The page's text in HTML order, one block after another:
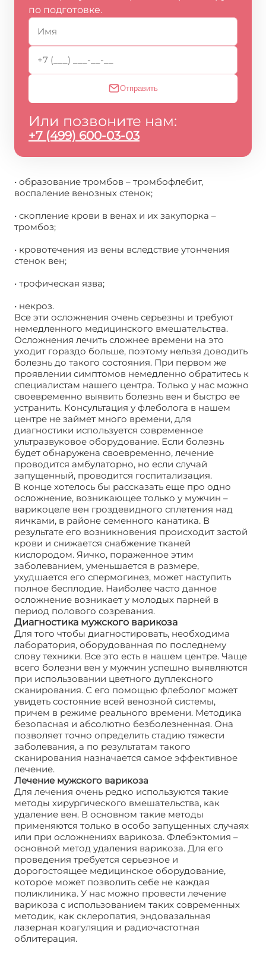
по подготовке.
Отправить
Или позвоните нам:
+7 (499) 600-03-03
• образование тромбов – тромбофлебит,
воспаление венозных стенок;
• скопление крови в венах и их закупорка –
тромбоз;
• кровотечения из вены вследствие утончения
стенок вен;
• трофическая язва;
• некроз.
Все эти осложнения очень серьезны и требуют
немедленного медицинского вмешательства.
Осложнения лечить сложнее времени на это
уходит гораздо больше, поэтому нельзя доводить
болезнь до такого состояния. При первом же
проявлении симптомов немедленно обратитесь к
специалистам нашего центра. Только у нас можно
своевременно выявить болезнь вен и быстро ее
устранить. Консультация у флеболога в нашем
центре не займет много времени, для
диагностики используется современное
ультразвуковое оборудование. Если болезнь
будет обнаружена своевременно, лечение
проводится амбулаторно, но если случай
запущенный, проводится госпитализация.
В конце хотелось бы рассказать еще про одно
осложнение, возникающее только у мужчин –
варикоцеле вен гроздевидного сплетения над
яичками, в районе семенного канатика. В
результате его возникновения происходит застой
крови и снижается снабжение тканей
кислородом. Яичко, пораженное этим
заболеванием, уменьшается в размере,
ухудшается его спермогинез, может наступить
полное бесплодие. Наиболее часто данное
осложнение возникает у молодых парней в
период полового созревания.
Диагностика мужского варикоза
Для того чтобы диагностировать, необходима
лаборатория, оборудованная по последнему
слову техники. Все это есть в нашем центре. Чаще
всего болезни вен у мужчин успешно выявляются
при использовании цветного дуплексного
сканирования. С его помощью флеболог может
увидеть состояние всей венозной системы,
причем в режиме реального времени. Методика
безопасная и абсолютно безболезненная. Она
позволяет точно определить стадию тяжести
заболевания, а по результатам такого
сканирования назначается самое эффективное
лечение.
Лечение мужского варикоза
Для лечения очень редко используются такие
методы хирургического вмешательства, как
удаление вен. В основном такие методы
применяются только в особо запущенных случаях
или при осложнениях варикоза. Флебэктомия –
основной метод удаления варикоза. Для его
проведения требуется серьезное и
дорогостоящее медицинское оборудование,
которое может позволить себе не каждая
поликлиника. У нас можно провести лечение
варикоза с использованием таких современных
методик, как склеропатия, эндовазальная
лазерная коагуляция и радиочастотная
облитерация.